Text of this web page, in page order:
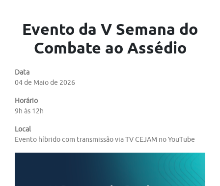
Evento da V Semana do
Combate ao Assédio
Data
04 de Maio de 2026
Horário
9h às 12h
Local
Evento híbrido com transmissão via TV CEJAM no YouTube